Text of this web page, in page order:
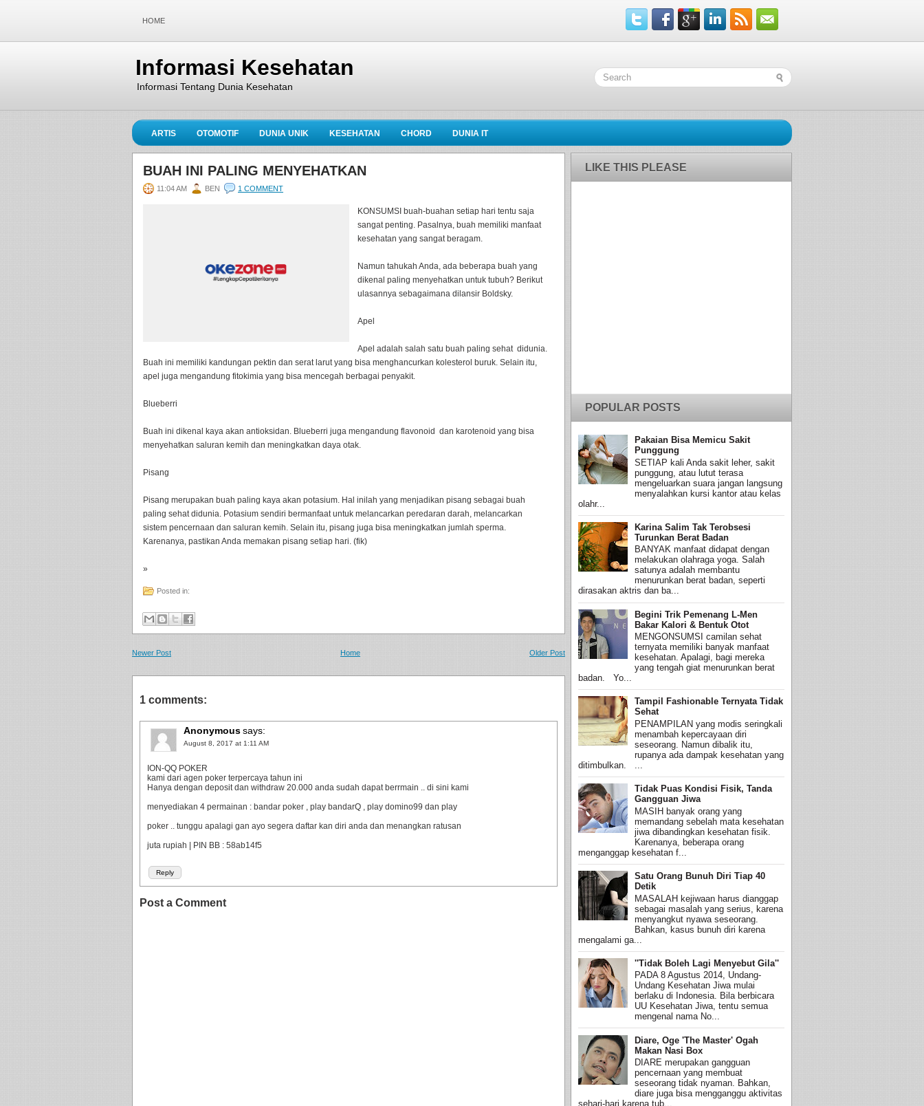
HOME
Informasi Kesehatan
Informasi Tentang Dunia Kesehatan
ARTIS OTOMOTIF DUNIA UNIK KESEHATAN CHORD DUNIA IT
BUAH INI PALING MENYEHATKAN
11:04 AM BEN 1 COMMENT
KONSUMSI buah-buahan setiap hari tentu saja
sangat penting. Pasalnya, buah memiliki manfaat
kesehatan yang sangat beragam.
Namun tahukah Anda, ada beberapa buah yang
dikenal paling menyehatkan untuk tubuh? Berikut
ulasannya sebagaimana dilansir Boldsky.
Apel
Apel adalah salah satu buah paling sehat didunia.
Buah ini memiliki kandungan pektin dan serat larut yang bisa menghancurkan kolesterol buruk. Selain itu,
apel juga mengandung fitokimia yang bisa mencegah berbagai penyakit.
Blueberri
Buah ini dikenal kaya akan antioksidan. Blueberri juga mengandung flavonoid dan karotenoid yang bisa
menyehatkan saluran kemih dan meningkatkan daya otak.
Pisang
Pisang merupakan buah paling kaya akan potasium. Hal inilah yang menjadikan pisang sebagai buah
paling sehat didunia. Potasium sendiri bermanfaat untuk melancarkan peredaran darah, melancarkan
sistem pencernaan dan saluran kemih. Selain itu, pisang juga bisa meningkatkan jumlah sperma.
Karenanya, pastikan Anda memakan pisang setiap hari. (fik)
»
Posted in:
Newer Post Older Post
Home
1 comments:
Anonymoussays:
August 8, 2017 at 1:11 AM
Reply
ION-QQ POKER
kami dari agen poker terpercaya tahun ini
Hanya dengan deposit dan withdraw 20.000 anda sudah dapat berrmain .. di sini kami
menyediakan 4 permainan : bandar poker , play bandarQ , play domino99 dan play
poker .. tunggu apalagi gan ayo segera daftar kan diri anda dan menangkan ratusan
juta rupiah | PIN BB : 58ab14f5
Post a Comment
LIKE THIS PLEASE
POPULAR POSTS
Pakaian Bisa Memicu Sakit
Punggung
SETIAP kali Anda sakit leher, sakit
punggung, atau lutut terasa
mengeluarkan suara jangan langsung
menyalahkan kursi kantor atau kelas
olahr...
Karina Salim Tak Terobsesi
Turunkan Berat Badan
BANYAK manfaat didapat dengan
melakukan olahraga yoga. Salah
satunya adalah membantu
menurunkan berat badan, seperti
dirasakan aktris dan ba...
Begini Trik Pemenang L-Men
Bakar Kalori & Bentuk Otot
MENGONSUMSI camilan sehat
ternyata memiliki banyak manfaat
kesehatan. Apalagi, bagi mereka
yang tengah giat menurunkan berat
badan. Yo...
Tampil Fashionable Ternyata Tidak
Sehat
PENAMPILAN yang modis seringkali
menambah kepercayaan diri
seseorang. Namun dibalik itu,
rupanya ada dampak kesehatan yang
ditimbulkan. ...
Tidak Puas Kondisi Fisik, Tanda
Gangguan Jiwa
MASIH banyak orang yang
memandang sebelah mata kesehatan
jiwa dibandingkan kesehatan fisik.
Karenanya, beberapa orang
menganggap kesehatan f...
Satu Orang Bunuh Diri Tiap 40
Detik
MASALAH kejiwaan harus dianggap
sebagai masalah yang serius, karena
menyangkut nyawa seseorang.
Bahkan, kasus bunuh diri karena
mengalami ga...
''Tidak Boleh Lagi Menyebut Gila''
PADA 8 Agustus 2014, Undang-
Undang Kesehatan Jiwa mulai
berlaku di Indonesia. Bila berbicara
UU Kesehatan Jiwa, tentu semua
mengenal nama No...
Diare, Oge 'The Master' Ogah
Makan Nasi Box
DIARE merupakan gangguan
pencernaan yang membuat
seseorang tidak nyaman. Bahkan,
diare juga bisa mengganggu aktivitas
sehari-hari karena tub...